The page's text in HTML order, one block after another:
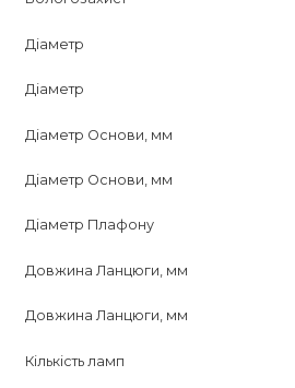
Діаметр
Діаметр
Діаметр Основи, мм
Діаметр Основи, мм
Діаметр Плафону
Довжина Ланцюги, мм
Довжина Ланцюги, мм
Кількість ламп